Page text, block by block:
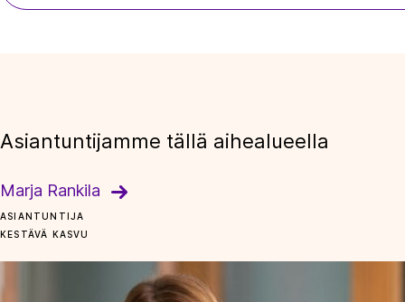
Asiantuntijamme tällä aihealueella
Marja Rankila
ASIANTUNTIJA
KESTÄVÄ KASVU